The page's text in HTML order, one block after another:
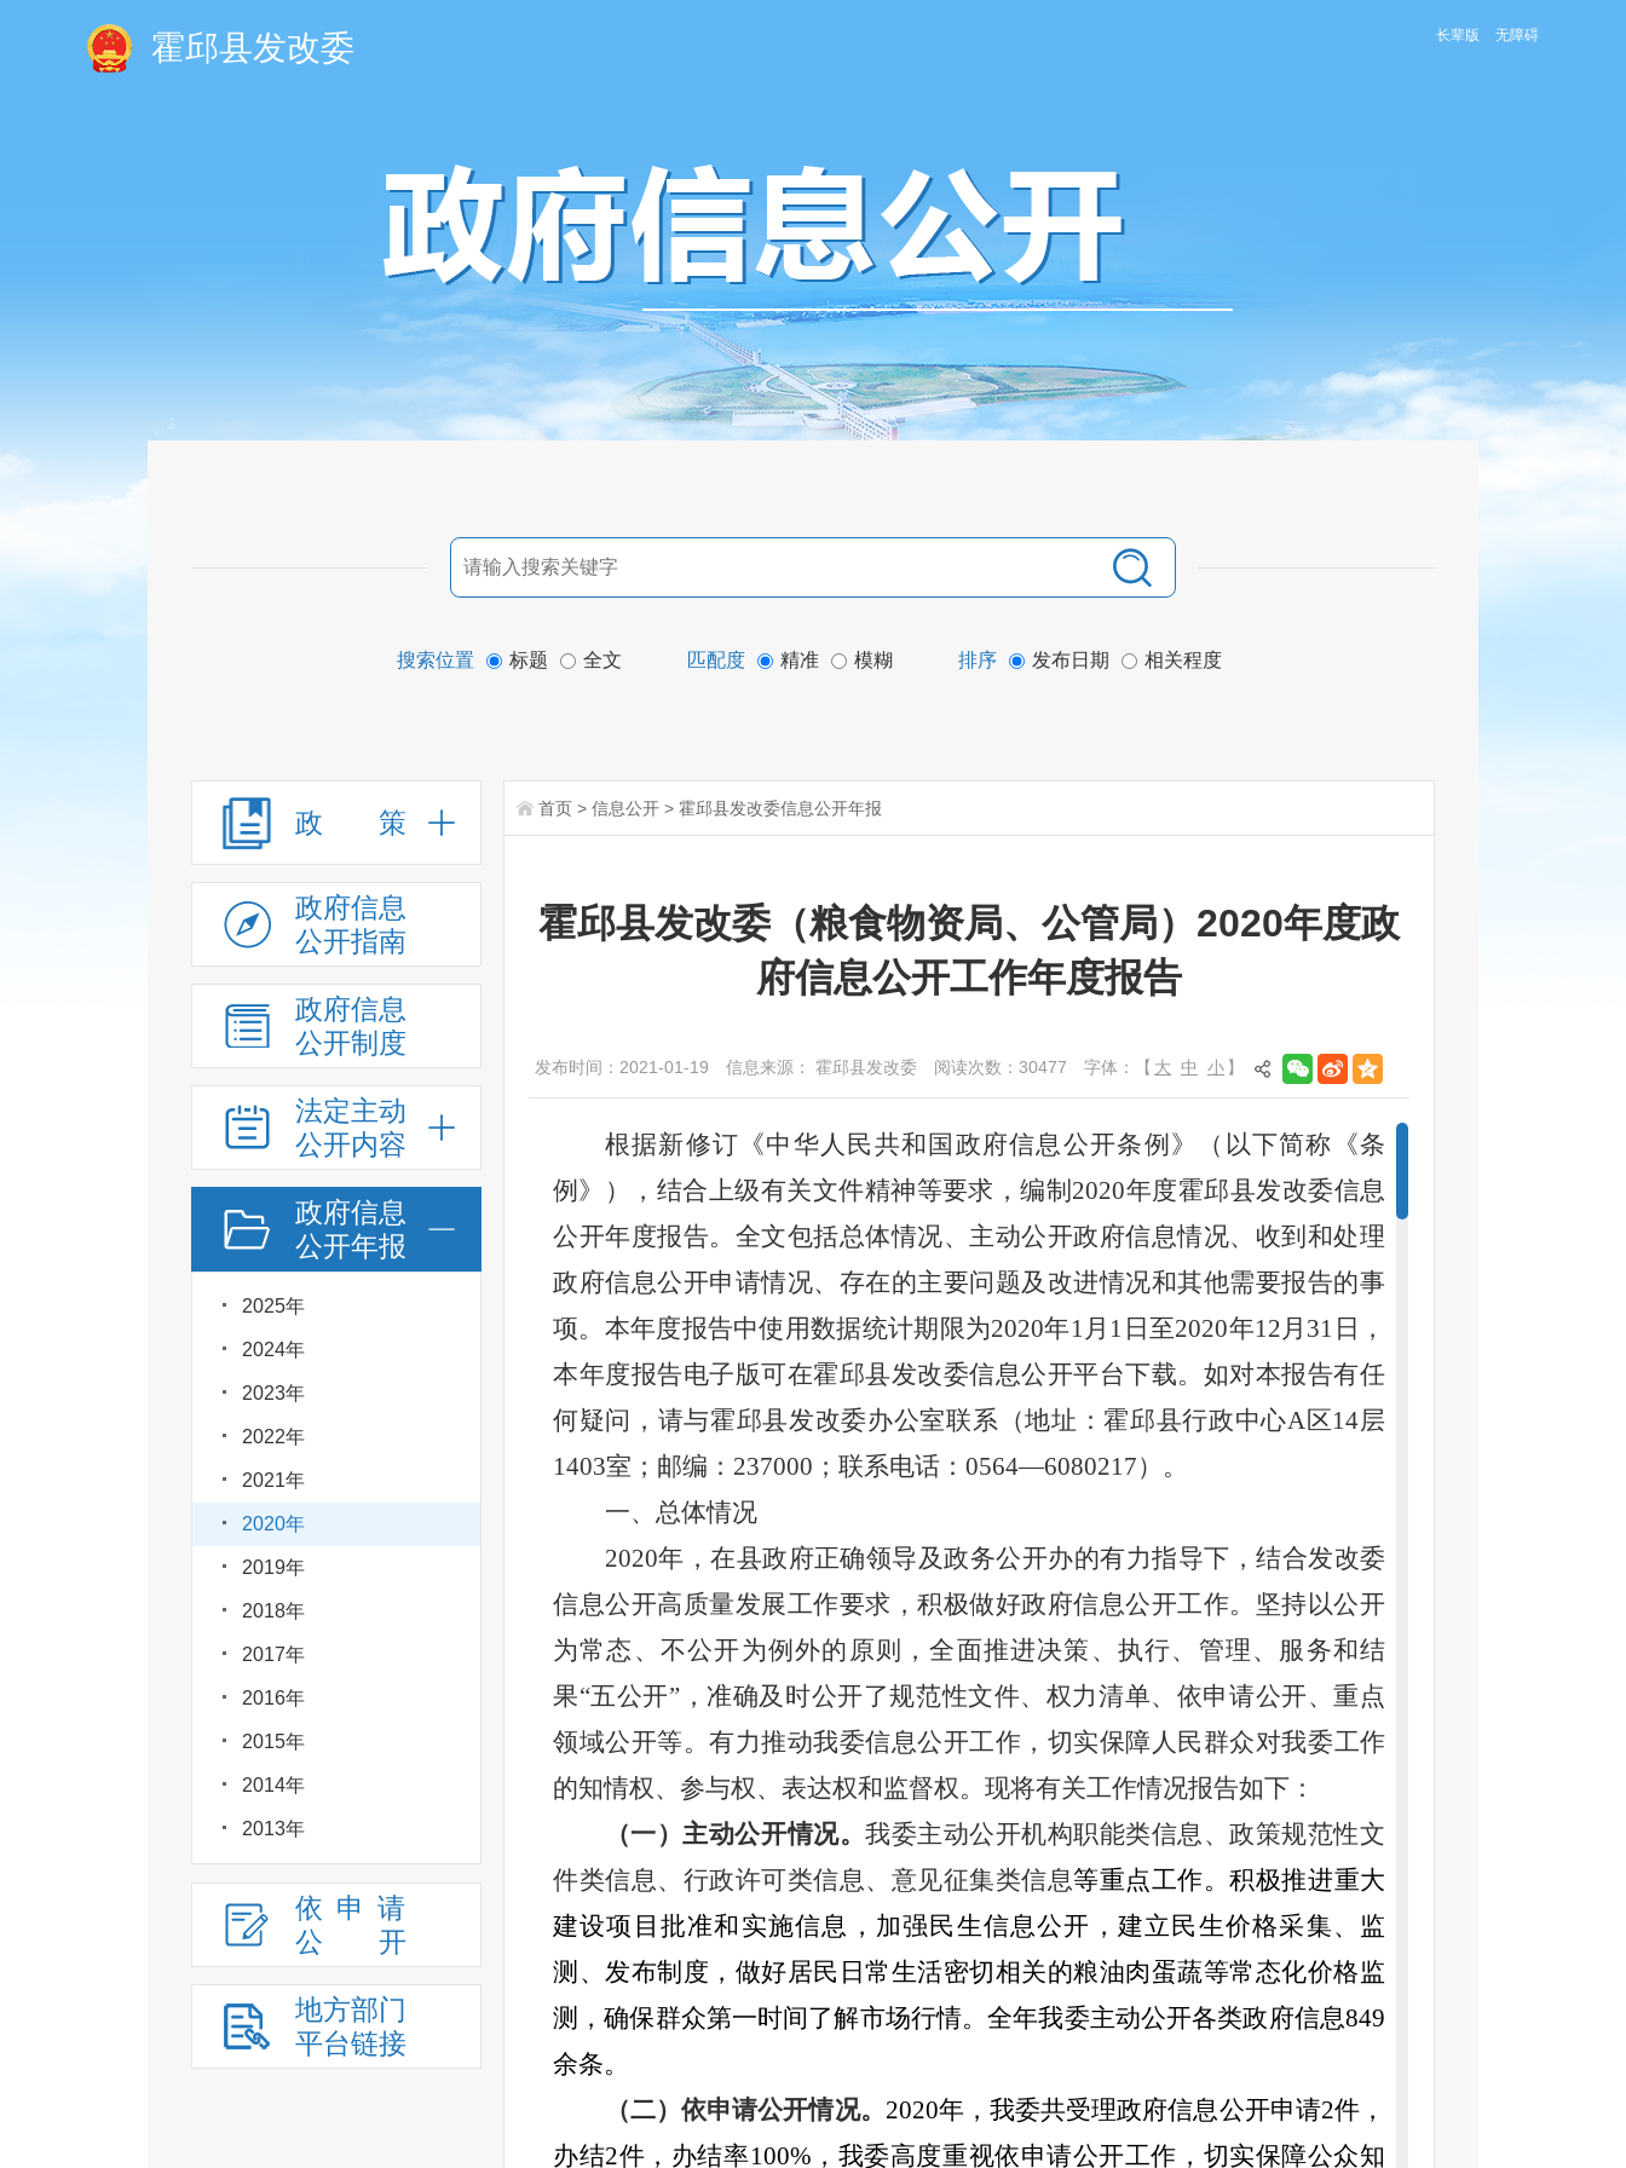
霍邱县发改委 长辈版 无障碍
搜索位置 标题 全文 匹配度 精准 模糊 排序 发布日期 相关程度
政 策
政府信息
公开指南
政府信息
公开制度
法定主动
公开内容
政府信息
公开年报
2025年
2024年
2023年
2022年
2021年
2020年
2019年
2018年
2017年
2016年
2015年
2014年
2013年
依申请
公
开
地方部门
平台链接
首页 > 信息公开 > 霍邱县发改委信息公开年报
霍邱县发改委（粮食物资局、公管局）2020年度政
府信息公开工作年度报告
发布时间：2021-01-19 信息来源： 霍邱县发改委 阅读次数： 30477 字体：【 大 中 小 】
根据新修订《中华人民共和国政府信息公开条例》（以下简称《条
例》），结合上级有关文件精神等要求，编制 2020年度霍邱县发改委信息
公开年度报告。全文包括总体情况、主动公开政府信息情况、收到和处理
政府信息公开申请情况、存在的主要问题及改进情况和其他需要报告的事
项。本年度报告中使用数据统计期限为2020年1月1日至2020年12月31日，
本年度报告电子版可在霍邱县发改委信息公开平台下载。如对本报告有任
何疑问，请与霍邱县发改委办公室联系（地址：霍邱县行政中心A区14层
1403室；邮编：237000；联系电话：0564—6080217）。
一、总体情况
2020年，在县政府正确领导及政务公开办的有力指导下，结合发改委
信息公开高质量发展工作要求，积极做好政府信息公开工作。坚持以公开
为常态、不公开为例外的原则，全面推进决策、执行、管理、服务和结
果“五公开”，准确及时公开了规范性文件、权力清单、依申请公开、重点
领域公开等。有力推动我委信息公开工作 ，切实保障人民群众对我委工作
的知情权、参与权、表达权和监督权。现将有关工作情况报告如下：
（一）主动公开情况。我委主动公开机构职能类信息、政策规范性文
件类信息、行政许可类信息、 意见征集类信息等重点工作。积极推进重大
建设项目批准和实施信息， 加强民生信息公开，建立民生价格采集、监
测、发布制度，做好居民日常生活密切相关的粮油肉蛋蔬等常态化价格监
测，确保群众第一时间了解市场行情。全年我委主动公开各类政府信息849
余条。
（二）依申请公开情况。 2020年，我委共受理政府信息公开申请2件，
办结2件，办结率100%，我委高度重视依申请公开工作，切实保障公众知